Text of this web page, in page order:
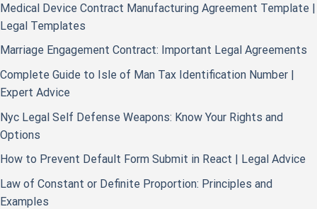
Medical Device Contract Manufacturing Agreement Template |
Legal Templates
Marriage Engagement Contract: Important Legal Agreements
Complete Guide to Isle of Man Tax Identification Number |
Expert Advice
Nyc Legal Self Defense Weapons: Know Your Rights and
Options
How to Prevent Default Form Submit in React | Legal Advice
Law of Constant or Definite Proportion: Principles and
Examples